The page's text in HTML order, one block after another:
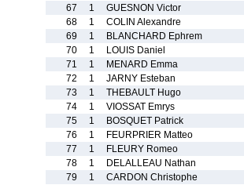
67
1 GUESNON Victor
68
1 COLIN Alexandre
69
1 BLANCHARD Ephrem
70
1 LOUIS Daniel
71
1 MENARD Emma
72
1 JARNY Esteban
73
1 THEBAULT Hugo
74
1 VIOSSAT Emrys
75
1 BOSQUET Patrick
76
1 FEURPRIER Matteo
77
1 FLEURY Romeo
78
1 DELALLEAU Nathan
79
1 CARDON Christophe